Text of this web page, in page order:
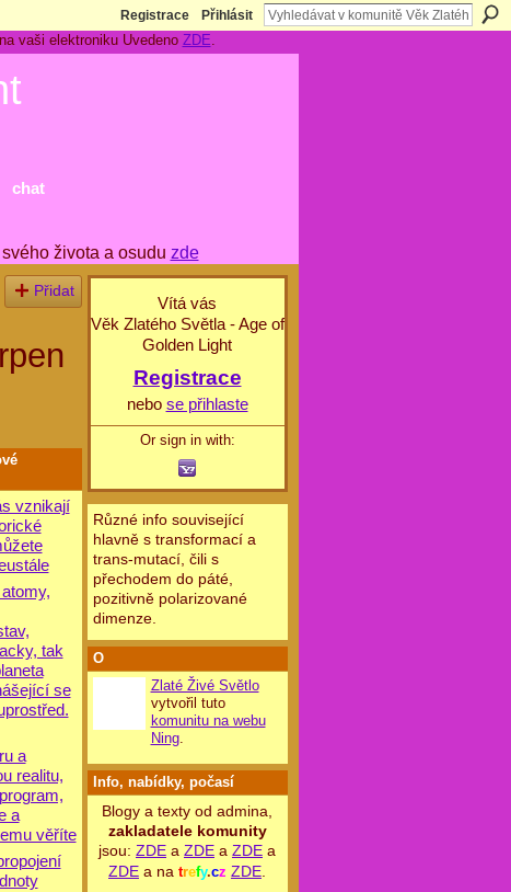
Registrace Přihlásit
vaši elektroniku Uvedeno ZDE.
chat
života a osudu zde
Přidat
vznikají
tak
se
a
realitu,
a
věříte
Vítá vás
Věk Zlatého Světla - Age of
Golden Light
Registrace
nebo se přihlaste
Or sign in with:
Různé info související
hlavně s transformací a
trans-mutací, čili s
přechodem do páté,
pozitivně polarizované
dimenze.
O
Zlaté Živé Světlo
vytvořil tuto
komunitu na webu
Ning.
Info, nabídky, počasí
Blogy a texty od admina,
zakladatele komunity
jsou: ZDE a ZDE a ZDE a
ZDE a na trefy.cz ZDE